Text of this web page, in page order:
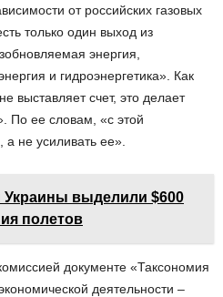
от российских газовых
только один выход из
энергия,
и гидроэнергетика». Как
выставляет счет, это делает
По ее словам, «с этой
не усиливать ее».
Украины выделили $600
полетов
документе «Таксономия
деятельности –